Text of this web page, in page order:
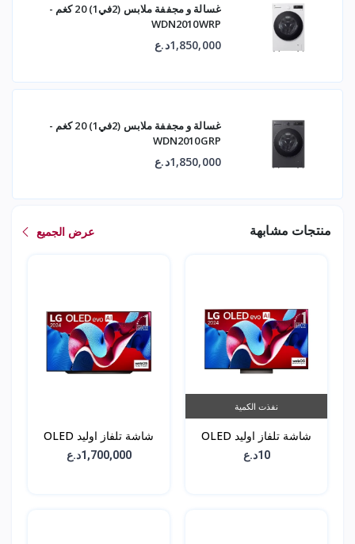
غسالة و مجففة ملابس (2في1) 20 كغم -
WDN2010WRP
1,850,000د.ع
غسالة و مجففة ملابس (2في1) 20 كغم -
WDN2010GRP
1,850,000د.ع
منتجات مشابهة عرض الجميع
نفذت الكمية
شاشة تلفاز اوليد OLED
10د.ع
شاشة تلفاز اوليد OLED
C4 - حجم 65 انش -1,700,000د.ع